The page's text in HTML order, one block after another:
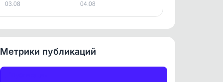
03.08 04.08
Метрики публикаций